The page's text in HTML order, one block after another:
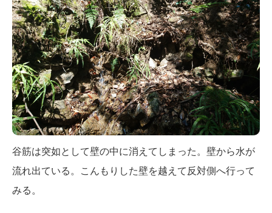
谷筋は突如として壁の中に消えてしまった。壁から水が
流れ出ている。こんもりした壁を越えて反対側へ行って
みる。